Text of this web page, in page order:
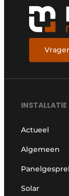
Actueel
Algemeen
Solar